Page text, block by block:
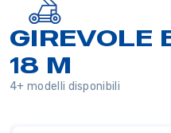
GIREVOLE
18 M
4+ modelli disponibili